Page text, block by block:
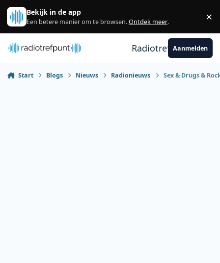
Spring naar bijdragen
Bekijk in de app
Een betere manier om te browsen.Ontdek meer. ×
RadiotrefpuntAanmelden
Start Blogs Nieuws Radionieuws Sex & Drugs &